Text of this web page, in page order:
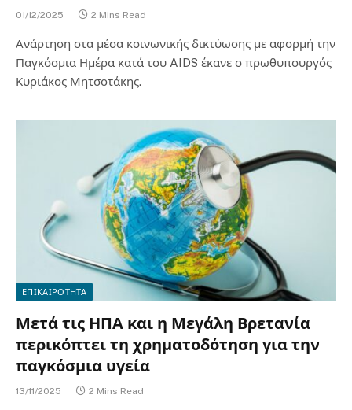
01/12/2025 2 Mins Read
Ανάρτηση στα μέσα κοινωνικής δικτύωσης με αφορμή την
Παγκόσμια Ημέρα κατά του AIDS έκανε ο πρωθυπουργός
Κυριάκος Μητσοτάκης.
ΕΠΙΚΑΙΡΟΤΗΤΑ
Μετά τις ΗΠΑ και η Μεγάλη Βρετανία
περικόπτει τη χρηματοδότηση για την
παγκόσμια υγεία
13/11/2025 2 Mins Read